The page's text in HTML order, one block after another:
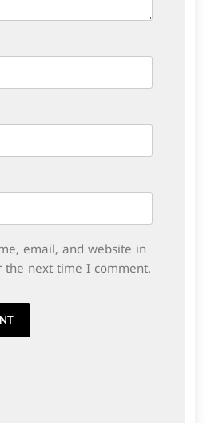
email, and website in
the next time I comment.